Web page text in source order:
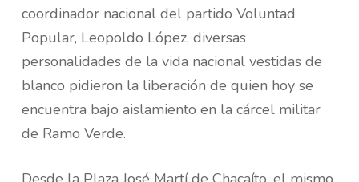
coordinador nacional del partido Voluntad
Popular, Leopoldo López, diversas
personalidades de la vida nacional vestidas de
blanco pidieron la liberación de quien hoy se
encuentra bajo aislamiento en la cárcel militar
de Ramo Verde.